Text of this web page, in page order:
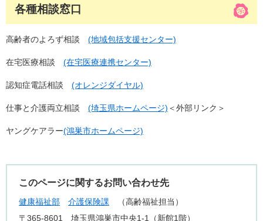
各種相談窓口
高齢者のよろず相談 (地域包括支援センター)
在宅医療相談 (在宅医療連携センター)
認知症電話相談 (オレンジダイヤル)
仕事と介護両立相談 (埼玉県ホームページ) ＜外部リンク＞
ヤングケアラー(鴻巣市ホームページ)
このページに関するお問い合わせ先
健康福祉部 介護保険課
高齢福祉担当
〒365-8601
埼玉県鴻巣市中央1-1（新館1階）